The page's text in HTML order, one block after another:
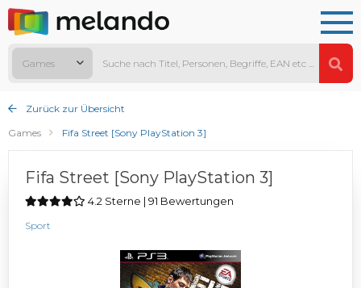
Games
Zurück zur Übersicht
Games
Fifa Street [Sony PlayStation 3]
Fifa Street [Sony PlayStation 3]
4.2 Sterne | 91 Bewertungen
Sport